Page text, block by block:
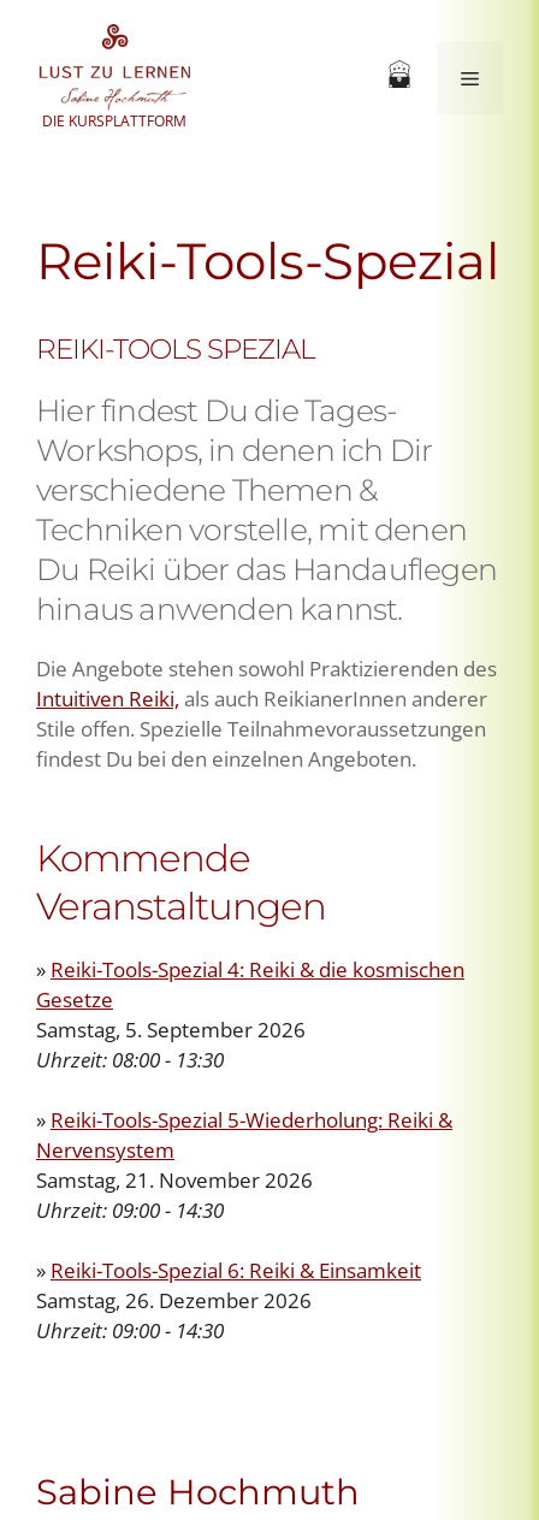
springen
DIE KURSPLATTFORM
Menü
Reiki-Tools-Spezial
REIKI-TOOLS SPEZIAL
Hier findest Du die Tages-
Workshops, in denen ich Dir
verschiedene Themen &
Techniken vorstelle, mit denen
Du Reiki über das Handauflegen
hinaus anwenden kannst.
Die Angebote stehen sowohl Praktizierenden des
Intuitiven Reiki, als auch ReikianerInnen anderer
Stile offen. Spezielle Teilnahmevoraussetzungen
findest Du bei den einzelnen Angeboten.
Kommende
Veranstaltungen
» Reiki-Tools-Spezial 4: Reiki & die kosmischen
Gesetze
Samstag, 5. September 2026
Uhrzeit: 08:00 - 13:30
» Reiki-Tools-Spezial 5-Wiederholung: Reiki &
Nervensystem
Samstag, 21. November 2026
Uhrzeit: 09:00 - 14:30
» Reiki-Tools-Spezial 6: Reiki & Einsamkeit
Samstag, 26. Dezember 2026
Uhrzeit: 09:00 - 14:30
Sabine Hochmuth